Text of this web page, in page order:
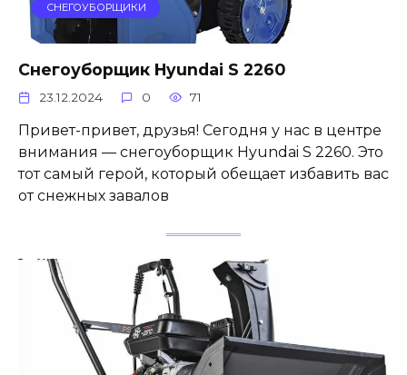
СНЕГОУБОРЩИКИ
Снегоуборщик Hyundai S 2260
23.12.2024 0 71
Привет-привет, друзья! Сегодня у нас в центре
внимания — снегоуборщик Hyundai S 2260. Это
тот самый герой, который обещает избавить вас
от снежных завалов